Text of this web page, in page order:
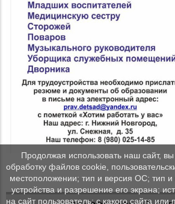
Продолжая использовать наш сайт,
обработку файлов cookie,
местоположении; тип и версия ОС; тип и
устройства и разрешение его экрана;
на сайт пользователь; с какого сайта или